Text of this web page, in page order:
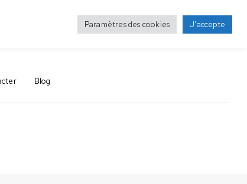
Blog
Paramètres des cookies J'accepte